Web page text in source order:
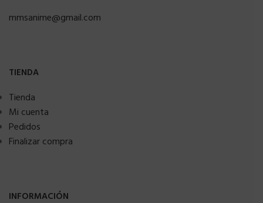
mmsanime@gmail.com
TIENDA
Tienda
Mi cuenta
Pedidos
Finalizar compra
INFORMACIÓN